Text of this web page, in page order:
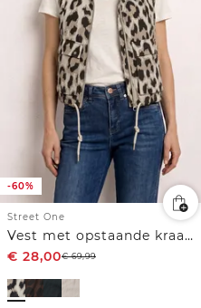
-60%
Street One
Vest met opstaande kraag en leopatroon
€ 28,00€69,99